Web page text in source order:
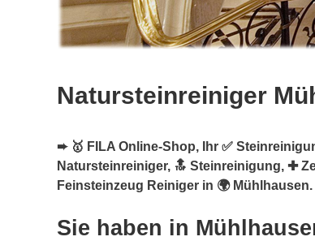
Natursteinreiniger
➨ 🥇 FILA Online-Shop, Ihr ✅
Natursteinreiniger, 🔝 Steinreinigung, ✚
Feinsteinzeug Reiniger in 🌍
Sie haben in